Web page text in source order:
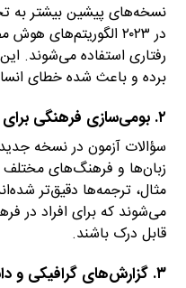
نسخه‌های پیشین بیشتر به
در ۲۰۲۳ الگوریتم‌های
رفتاری استفاده می‌شوند.
برده و باعث شده خطای
۲. بومی‌سازی فرهنگی برای کشورهای مختلف
سؤالات آزمون در نسخه
زبان‌ها و فرهنگ‌های مختلف
مثال، ترجمه‌ها دقیق‌تر
می‌شوند که برای افراد در
قابل درک باشند.
۳. گزارش‌های گرافیکی و داشبوردی برای مدیران